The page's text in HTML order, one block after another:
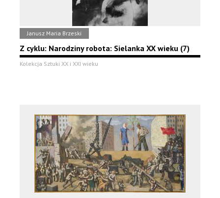
Janusz Maria Brzeski
Z cyklu: Narodziny robota: Sielanka XX wieku (7)
Kolekcja Sztuki XX i XXI wieku